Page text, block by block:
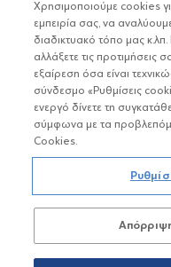
Δείτε τις πολιτικές μας
Βασικές Γνώσεις
Τα νέα μας
Χρήσιμοι σύνδεσμοι
H Eurobank Asset
Επενδυτική φιλοσοφία
Πιστοποιημένα στελέχη
Αποστολή Βιογραφικών
ΟΙ ΟΣΕΚΑ ΔΕΝ
ΠΡΟΗΓΟΥΜΕΝΕΣ
Προστασία
Χρησιμοποιούμε cookies
εμπειρία σας, να
διαδικτυακό τόπο μας κ.λπ.
αλλάξετε τις προτιμήσεις
εξαίρεση όσα είναι
σύνδεσμο «Ρυθμίσεις
ενεργό δίνετε τη
σύμφωνα με τα
Cookies.